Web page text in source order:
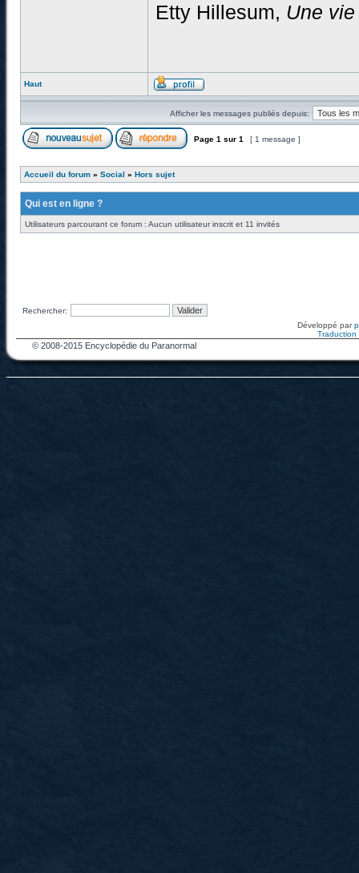
Etty Hillesum, Une
Haut
Afficher les messages publiés depuis:
Page 1 sur 1 [ 1 message ]
Accueil du forum » Social » Hors sujet
Qui est en ligne ?
Utilisateurs parcourant ce forum : Aucun utilisateur inscrit et 11 invités
Rechercher:
Développé par
Traduction
© 2008-2015 Encyclopédie du Paranormal